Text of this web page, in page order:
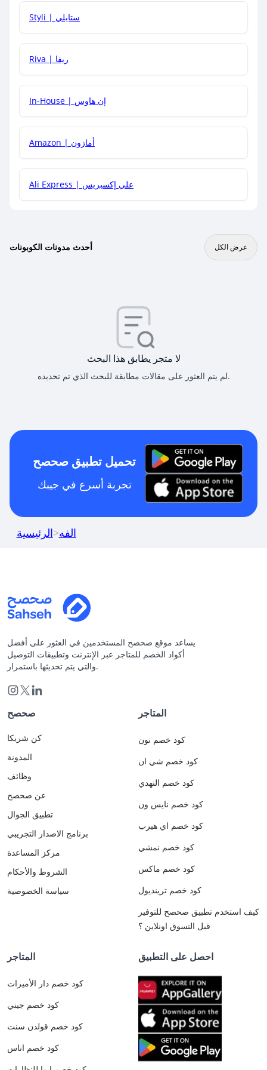
هل يمكنني جمع كود خصم مع العروض الأخرى؟
Styli | ستايلي
Riva | ريفا
In-House | إن هاوس
Amazon | أمازون
Ali Express | علي إكسبريس
أحدث مدونات الكوبونات عرض الكل
لا متجر يطابق هذا البحث
لم يتم العثور على مقالات مطابقة للبحث الذي تم تحديده.
تحميل تطبيق صحصح
تجربة أسرع في جيبك
الرئيسية>الفه
يساعد موقع صحصح المستخدمين في العثور على أفضل
أكواد الخصم للمتاجر عبر الإنترنت وتطبيقات التوصيل
والتي يتم تحديثها باستمرار.
صحصح
كن شريكا
المدونة
وظائف
عن صحصح
تطبيق الجوال
برنامج الاصدار التجريبي
مركز المساعدة
الشروط والأحكام
سياسة الخصوصية
المتاجر
كود خصم نون
كود خصم شي ان
كود خصم النهدي
كود خصم نايس ون
كود خصم اي هيرب
كود خصم نمشي
كود خصم ماكس
كود خصم ترينديول
كيف استخدم تطبيق صحصح للتوفير
قبل التسوق اونلاين ؟
المتاجر
كود خصم دار الأميرات
كود خصم جيني
كود خصم قولدن سنت
كود خصم اناس
احصل على التطبيق